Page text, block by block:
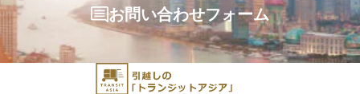
お問い合わせフォーム